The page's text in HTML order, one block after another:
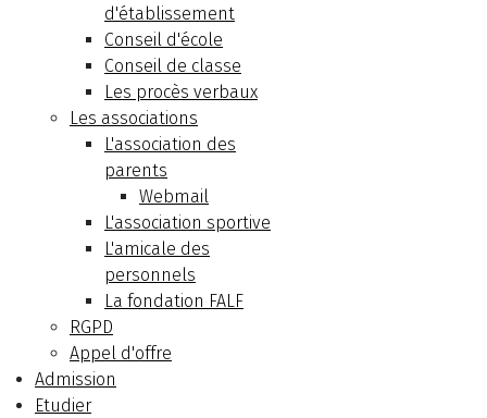
d'établissement
Conseil d'école
Conseil de classe
Les procès verbaux
Les associations
L'association des
parents
Webmail
L'association sportive
L'amicale des
personnels
La fondation FALF
RGPD
Appel d'offre
Admission
Etudier